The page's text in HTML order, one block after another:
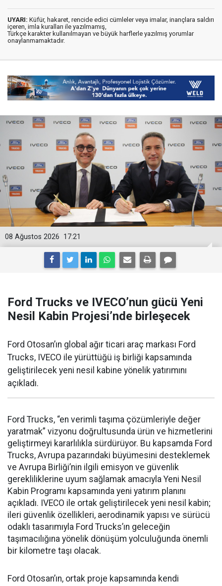
UYARI: Küfür, hakaret, rencide edici cümleler veya imalar, inançlara saldırı
içeren, imla kuralları ile yazılmamış,
Türkçe karakter kullanılmayan ve büyük harflerle yazılmış yorumlar
onaylanmamaktadır.
17:21
08 Ağustos 2026
Ford Trucks ve IVECO’nun gücü Yeni
Nesil Kabin Projesi’nde birleşecek
Ford Otosan’ın global ağır ticari araç markası Ford
Trucks, IVECO ile yürüttüğü iş birliği kapsamında
geliştirilecek yeni nesil kabine yönelik yatırımını
açıkladı.
Ford Trucks, “en verimli taşıma çözümleriyle değer
yaratmak” vizyonu doğrultusunda ürün ve hizmetlerini
geliştirmeyi kararlılıkla sürdürüyor. Bu kapsamda Ford
Trucks, Avrupa pazarındaki büyümesini desteklemek
ve Avrupa Birliği’nin ilgili emisyon ve güvenlik
gerekliliklerine uyum sağlamak amacıyla Yeni Nesil
Kabin Programı kapsamında yeni yatırım planını
açıkladı. IVECO ile ortak geliştirilecek yeni nesil kabin;
ileri güvenlik özellikleri, aerodinamik yapısı ve sürücü
odaklı tasarımıyla Ford Trucks’ın geleceğin
taşımacılığına yönelik dönüşüm yolculuğunda önemli
bir kilometre taşı olacak.
Ford Otosan’ın, ortak proje kapsamında kendi